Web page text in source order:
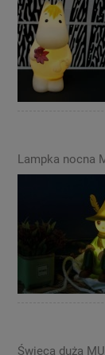
Lampka nocna
Świeca duża